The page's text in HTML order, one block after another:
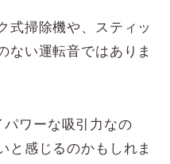
式掃除機や、スティッ
ない運転音ではありま
ワーな吸引力なの
と感じるのかもしれま